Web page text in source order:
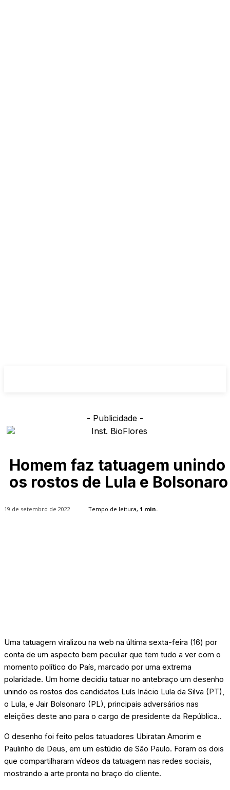
- Publicidade -
Homem faz tatuagem unindo
os rostos de Lula e Bolsonaro
19 de setembro de 2022 Tempo de leitura, 1 min.
Uma tatuagem viralizou na web na última sexta-feira (16) por
conta de um aspecto bem peculiar que tem tudo a ver com o
momento político do País, marcado por uma extrema
polaridade. Um home decidiu tatuar no antebraço um desenho
unindo os rostos dos candidatos Luís Inácio Lula da Silva (PT),
o Lula, e Jair Bolsonaro (PL), principais adversários nas
eleições deste ano para o cargo de presidente da República..
O desenho foi feito pelos tatuadores Ubiratan Amorim e
Paulinho de Deus, em um estúdio de São Paulo. Foram os dois
que compartilharam vídeos da tatuagem nas redes sociais,
mostrando a arte pronta no braço do cliente.